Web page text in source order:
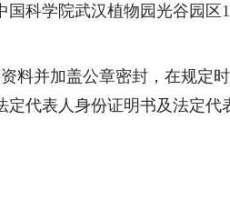
国科学院武汉植物园光谷园区
料并加盖公章密封， 在规定
定代表人身份证明书及法定代